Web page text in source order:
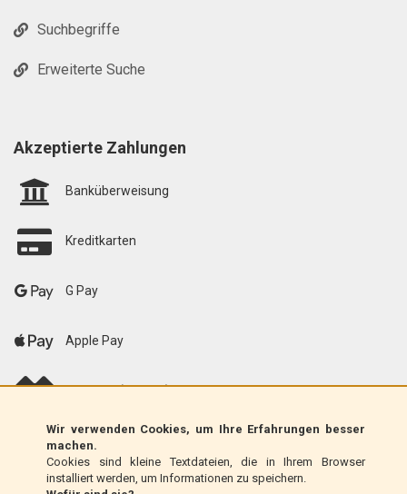
Wir verwenden Cookies, um Ihre Erfahrungen besser
machen.
Cookies sind kleine Textdateien, die in Ihrem Browser
installiert werden, um Informationen zu speichern.
Suchbegriffe
Erweiterte Suche
Akzeptierte Zahlungen
Banküberweisung
Kreditkarten
G Pay
Apple Pay
scalapay (EU only)
Klarna (nur EU)
Zahlungsanweisung (nur Italien)